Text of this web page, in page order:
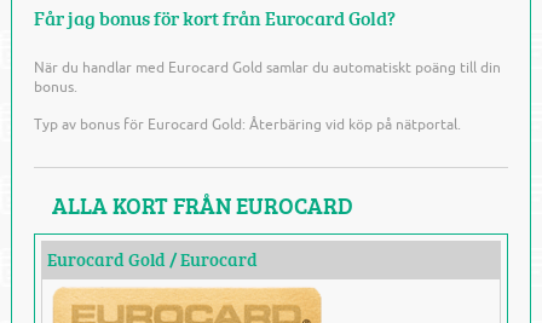
Får jag bonus för kort från Eurocard Gold?
När du handlar med Eurocard Gold samlar du automatiskt poäng till din
bonus.
Typ av bonus för Eurocard Gold: Återbäring vid köp på nätportal.
ALLA KORT FRÅN EUROCARD
Eurocard Gold/Eurocard